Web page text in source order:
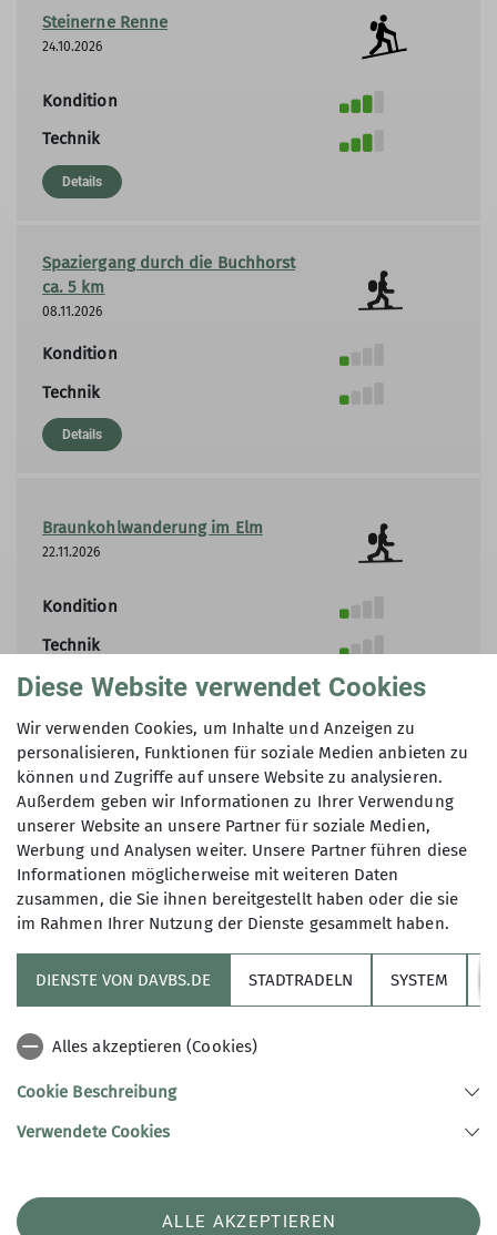
Steinerne Renne
24.10.2026
Kondition
Technik
Details
Spaziergang durch die Buchhorst
ca. 5 km
08.11.2026
Kondition
Technik
Details
Braunkohlwanderung im Elm
22.11.2026
Kondition
Technik
Details
Sektion
Alpenverein
Sektion Braunschweig des Deutschen Alpenvereins e.V.
Telefon +4953142477
Diese Website verwendet Cookies
Wir verwenden Cookies, um Inhalte und Anzeigen zu
personalisieren, Funktionen für soziale Medien anbieten zu
können und Zugriffe auf unsere Website zu analysieren.
Außerdem geben wir Informationen zu Ihrer Verwendung
unserer Website an unsere Partner für soziale Medien,
Werbung und Analysen weiter. Unsere Partner führen diese
Informationen möglicherweise mit weiteren Daten
zusammen, die Sie ihnen bereitgestellt haben oder die sie
im Rahmen Ihrer Nutzung der Dienste gesammelt haben.
DIENSTE VON DAVBS.DE STADTRADELN SYSTEM
Alles akzeptieren (Cookies)
Cookie Beschreibung
Verwendete Cookies
ALLE AKZEPTIEREN